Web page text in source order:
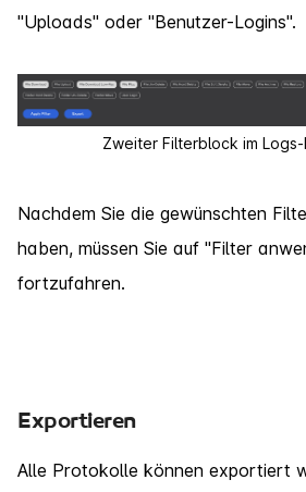
"Uploads" oder "Benutzer-Logins".
Zweiter Filterblock im
Nachdem Sie die gewünschten
haben, müssen Sie auf "Filter
fortzufahren.
Exportieren
Alle Protokolle können exportiert